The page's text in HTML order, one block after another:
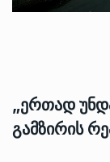
„ერთად
გამზირის